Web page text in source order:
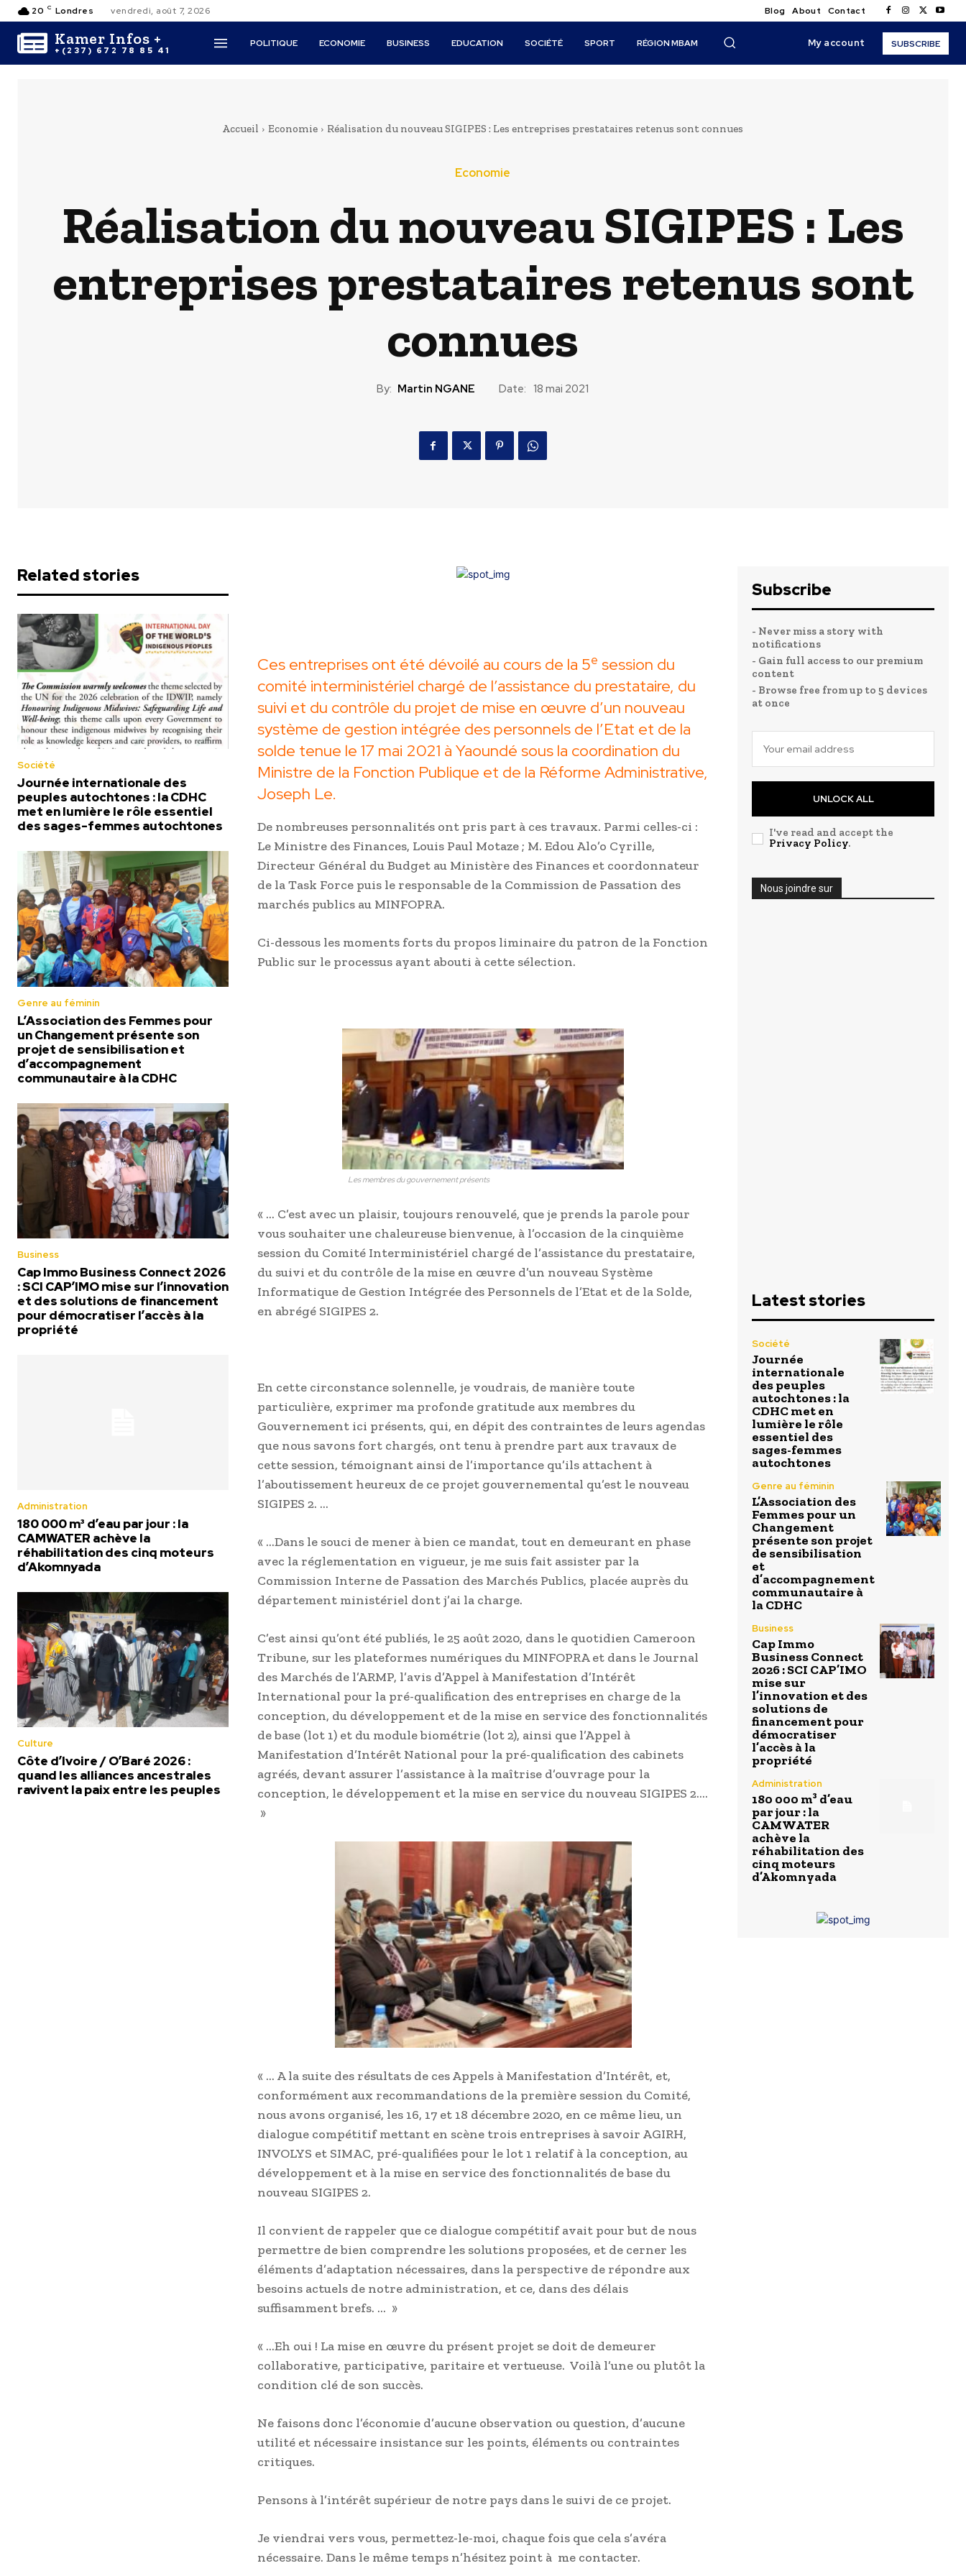
20 C Londres vendredi, août 7, 2026 Blog About Contact
Kamer Infos +
+(237) 672 78 85 41
POLITIQUE ECONOMIE BUSINESS EDUCATION SOCIÉTÉ SPORT RÉGION MBAM My account SUBSCRIBE
Accueil Economie Réalisation du nouveau SIGIPES : Les entreprises prestataires retenus sont connues
Economie
Réalisation du nouveau SIGIPES : Les
entreprises prestataires retenus sont
connues
By: Martin NGANE Date: 18 mai 2021
Related stories
Société
Journée internationale des
peuples autochtones : la CDHC
met en lumière le rôle essentiel
des sages-femmes autochtones
Genre au féminin
L’Association des Femmes pour
un Changement présente son
projet de sensibilisation et
d’accompagnement
communautaire à la CDHC
Business
Cap Immo Business Connect 2026
: SCI CAP’IMO mise sur l’innovation
et des solutions de financement
pour démocratiser l’accès à la
propriété
Administration
180 000 m³ d’eau par jour : la
CAMWATER achève la
réhabilitation des cinq moteurs
d’Akomnyada
Culture
Côte d’Ivoire / O’Baré 2026 :
quand les alliances ancestrales
ravivent la paix entre les peuples
Ces entreprises ont été dévoilé au cours de la 5e session du
comité interministériel chargé de l’assistance du prestataire, du
suivi et du contrôle du projet de mise en œuvre d’un nouveau
système de gestion intégrée des personnels de l’Etat et de la
solde tenue le 17 mai 2021 à Yaoundé sous la coordination du
Ministre de la Fonction Publique et de la Réforme Administrative,
Joseph Le.
De nombreuses personnalités ont pris part à ces travaux. Parmi celles-ci :
Le Ministre des Finances, Louis Paul Motaze ; M. Edou Alo’o Cyrille,
Directeur Général du Budget au Ministère des Finances et coordonnateur
de la Task Force puis le responsable de la Commission de Passation des
marchés publics au MINFOPRA.
Ci-dessous les moments forts du propos liminaire du patron de la Fonction
Public sur le processus ayant abouti à cette sélection.
Les membres du gouvernement présents
« … C’est avec un plaisir, toujours renouvelé, que je prends la parole pour
vous souhaiter une chaleureuse bienvenue, à l’occasion de la cinquième
session du Comité Interministériel chargé de l’assistance du prestataire,
du suivi et du contrôle de la mise en œuvre d’un nouveau Système
Informatique de Gestion Intégrée des Personnels de l’Etat et de la Solde,
en abrégé SIGIPES 2.
En cette circonstance solennelle, je voudrais, de manière toute
particulière, exprimer ma profonde gratitude aux membres du
Gouvernement ici présents, qui, en dépit des contraintes de leurs agendas
que nous savons fort chargés, ont tenu à prendre part aux travaux de
cette session, témoignant ainsi de l’importance qu’ils attachent à
l’aboutissement heureux de ce projet gouvernemental qu’est le nouveau
SIGIPES 2. …
« …Dans le souci de mener à bien ce mandat, tout en demeurant en phase
avec la réglementation en vigueur, je me suis fait assister par la
Commission Interne de Passation des Marchés Publics, placée auprès du
département ministériel dont j’ai la charge.
C’est ainsi qu’ont été publiés, le 25 août 2020, dans le quotidien Cameroon
Tribune, sur les plateformes numériques du MINFOPRA et dans le Journal
des Marchés de l’ARMP, l’avis d’Appel à Manifestation d’Intérêt
International pour la pré-qualification des entreprises en charge de la
conception, du développement et de la mise en service des fonctionnalités
de base (lot 1) et du module biométrie (lot 2), ainsi que l’Appel à
Manifestation d’Intérêt National pour la pré-qualification des cabinets
agréés, devant assurer l’assistance à la maîtrise d’ouvrage pour la
conception, le développement et la mise en service du nouveau SIGIPES 2….
»
« … A la suite des résultats de ces Appels à Manifestation d’Intérêt, et,
conformément aux recommandations de la première session du Comité,
nous avons organisé, les 16, 17 et 18 décembre 2020, en ce même lieu, un
dialogue compétitif mettant en scène trois entreprises à savoir AGIRH,
INVOLYS et SIMAC, pré-qualifiées pour le lot 1 relatif à la conception, au
développement et à la mise en service des fonctionnalités de base du
nouveau SIGIPES 2.
Il convient de rappeler que ce dialogue compétitif avait pour but de nous
permettre de bien comprendre les solutions proposées, et de cerner les
éléments d’adaptation nécessaires, dans la perspective de répondre aux
besoins actuels de notre administration, et ce, dans des délais
suffisamment brefs. … »
« …Eh oui ! La mise en œuvre du présent projet se doit de demeurer
collaborative, participative, paritaire et vertueuse. Voilà l’une ou plutôt la
condition clé de son succès.
Ne faisons donc l’économie d’aucune observation ou question, d’aucune
utilité et nécessaire insistance sur les points, éléments ou contraintes
critiques.
Pensons à l’intérêt supérieur de notre pays dans le suivi de ce projet.
Je viendrai vers vous, permettez-le-moi, chaque fois que cela s’avéra
nécessaire. Dans le même temps n’hésitez point à me contacter.
Subscribe
- Never miss a story with
notifications
- Gain full access to our premium
content
- Browse free from up to 5 devices
at once
UNLOCK ALL
I've read and accept the
Privacy Policy.
Nous joindre sur
Latest stories
Société
Journée
internationale
des peuples
autochtones : la
CDHC met en
lumière le rôle
essentiel des
sages-femmes
autochtones
Genre au féminin
L’Association des
Femmes pour un
Changement
présente son projet
de sensibilisation
et
d’accompagnement
communautaire à
la CDHC
Business
Cap Immo
Business Connect
2026 : SCI CAP’IMO
mise sur
l’innovation et des
solutions de
financement pour
démocratiser
l’accès à la
propriété
Administration
180 000 m³ d’eau
par jour : la
CAMWATER
achève la
réhabilitation des
cinq moteurs
d’Akomnyada